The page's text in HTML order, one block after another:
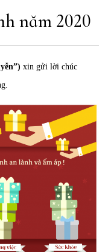
năm 2020
xin gửi lời chúc